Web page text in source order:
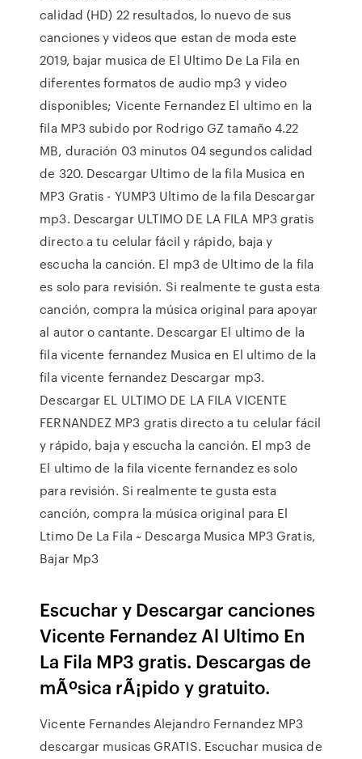
calidad (HD) 22 resultados, lo nuevo de sus
canciones y videos que estan de moda este
2019, bajar musica de El Ultimo De La Fila en
diferentes formatos de audio mp3 y video
disponibles; Vicente Fernandez El ultimo en la
fila MP3 subido por Rodrigo GZ tamaño 4.22
MB, duración 03 minutos 04 segundos calidad
de 320. Descargar Ultimo de la fila Musica en
MP3 Gratis - YUMP3 Ultimo de la fila Descargar
mp3. ️️️️️️Descargar ULTIMO DE LA FILA MP3 gratis
directo a tu celular fácil y rápido, baja y
escucha la canción. El mp3 de Ultimo de la fila
es solo para revisión. Si realmente te gusta esta
canción, compra la música original para apoyar
al autor o cantante. Descargar El ultimo de la
fila vicente fernandez Musica en El ultimo de la
fila vicente fernandez Descargar mp3.
️️️️️️Descargar EL ULTIMO DE LA FILA VICENTE
FERNANDEZ MP3 gratis directo a tu celular fácil
y rápido, baja y escucha la canción. El mp3 de
El ultimo de la fila vicente fernandez es solo
para revisión. Si realmente te gusta esta
canción, compra la música original para El
Ltimo De La Fila ~ Descarga Musica MP3 Gratis,
Bajar Mp3
Escuchar y Descargar canciones
Vicente Fernandez Al Ultimo En
La Fila MP3 gratis. Descargas de
mÃºsica rÃ¡pido y gratuito.
Vicente Fernandes Alejandro Fernandez MP3
descargar musicas GRATIS. Escuchar musica de